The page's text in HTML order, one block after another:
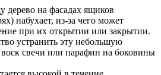
дерево на фасадах ящиков
набухает, из-за чего может
при их открытии или закрытии.
устранить эту небольшую
свечи или парафин на боковины